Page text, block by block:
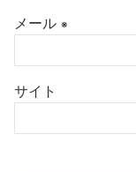
メール ※
サイト